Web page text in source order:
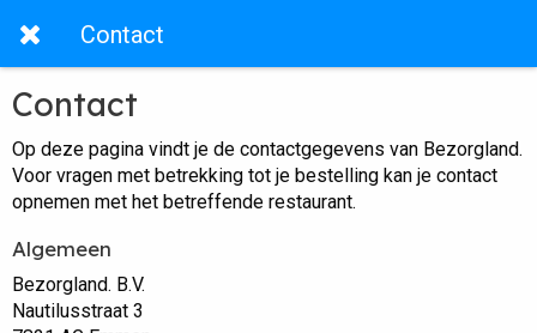
Contact
Contact
Op deze pagina vindt je de contactgegevens van Bezorgland.
Voor vragen met betrekking tot je bestelling kan je contact
opnemen met het betreffende restaurant.
Algemeen
Bezorgland. B.V.
Nautilusstraat 3